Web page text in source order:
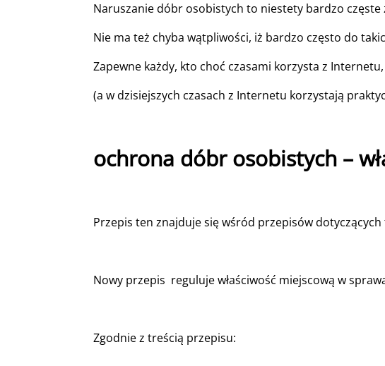
Naruszanie dóbr osobistych to niestety bardzo częste
Nie ma też chyba wątpliwości, iż bardzo często do
Zapewne każdy, kto choć czasami korzysta z
(a w dzisiejszych czasach z Internetu korzystają
ochrona dóbr osobistych –
Przepis ten znajduje się wśród przepisów dotyczących
Nowy przepis reguluje właściwość miejscową w
Zgodnie z treścią przepisu: